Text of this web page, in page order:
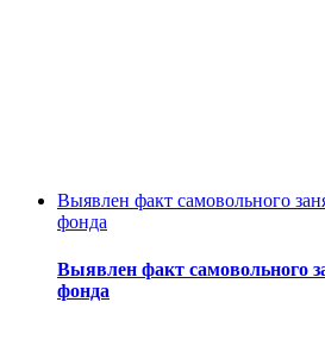
Выявлен факт самовольного
фонда
Выявлен факт самовольного
фонда